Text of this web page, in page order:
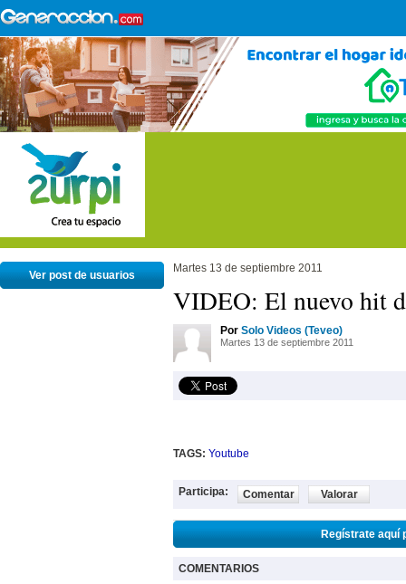
Ver post de usuarios
Martes 13 de septiembre 2011
VIDEO: El nuevo hit
Por Solo Videos (Teveo)
Martes 13 de septiembre 2011
TAGS: Youtube
Participa: Comentar Valorar
Regístrate aquí
COMENTARIOS